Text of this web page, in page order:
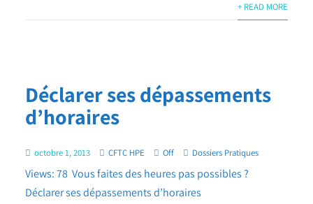
+ READ MORE
Déclarer ses dépassements
d’horaires
octobre 1, 2013 CFTC HPE Off Dossiers Pratiques
Views: 78 Vous faites des heures pas possibles ?
Déclarer ses dépassements d’horaires